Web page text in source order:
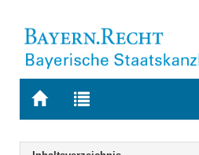
Zur
BAYERN.RECHT
Zur
letzten